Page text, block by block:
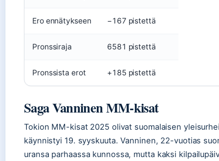
Ero ennätykseen −167 pistettä
Pronssiraja 6581 pistettä
Pronssista erot +185 pistettä
Saga Vanninen MM-kisat
Tokion MM-kisat 2025 olivat suomalaisen
käynnistyi 19. syyskuuta. Vanninen, 22-vuotias
uransa parhaassa kunnossa, mutta kaksi